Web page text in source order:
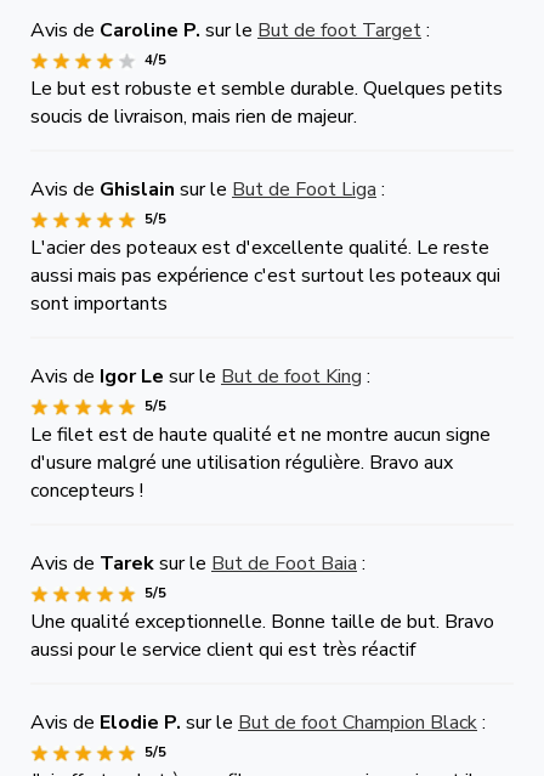
Avis de Caroline P. sur le But de foot Target:
4/5
Le but est robuste et semble durable. Quelques petits
soucis de livraison, mais rien de majeur.
Avis de Ghislain sur le But de Foot Liga :
5/5
L'acier des poteaux est d'excellente qualité. Le reste
aussi mais pas expérience c'est surtout les poteaux qui
sont importants
Avis de Igor Le sur le But de foot King :
5/5
Le filet est de haute qualité et ne montre aucun signe
d'usure malgré une utilisation régulière. Bravo aux
concepteurs !
Avis de Tareksur le But de Foot Baia :
5/5
Une qualité exceptionnelle. Bonne taille de but. Bravo
aussi pour le service client qui est très réactif
Avis de Elodie P. sur le But de foot Champion Black:
5/5